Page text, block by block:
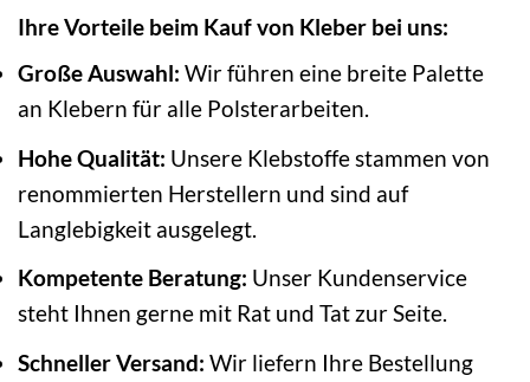
Ihre Vorteile beim Kauf von Kleber bei uns:
Große Auswahl: Wir führen eine breite Palette
an Klebern für alle Polsterarbeiten.
Hohe Qualität: Unsere Klebstoffe stammen von
renommierten Herstellern und sind auf
Langlebigkeit ausgelegt.
Kompetente Beratung: Unser Kundenservice
steht Ihnen gerne mit Rat und Tat zur Seite.
Schneller Versand: Wir liefern Ihre Bestellung